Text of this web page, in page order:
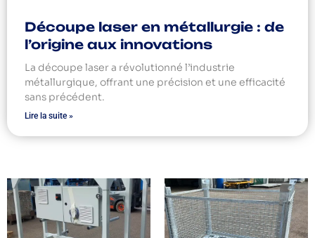
Découpe laser en métallurgie : de
l’origine aux innovations
La découpe laser a révolutionné l’industrie
métallurgique, offrant une précision et une efficacité
sans précédent.
Lire la suite »